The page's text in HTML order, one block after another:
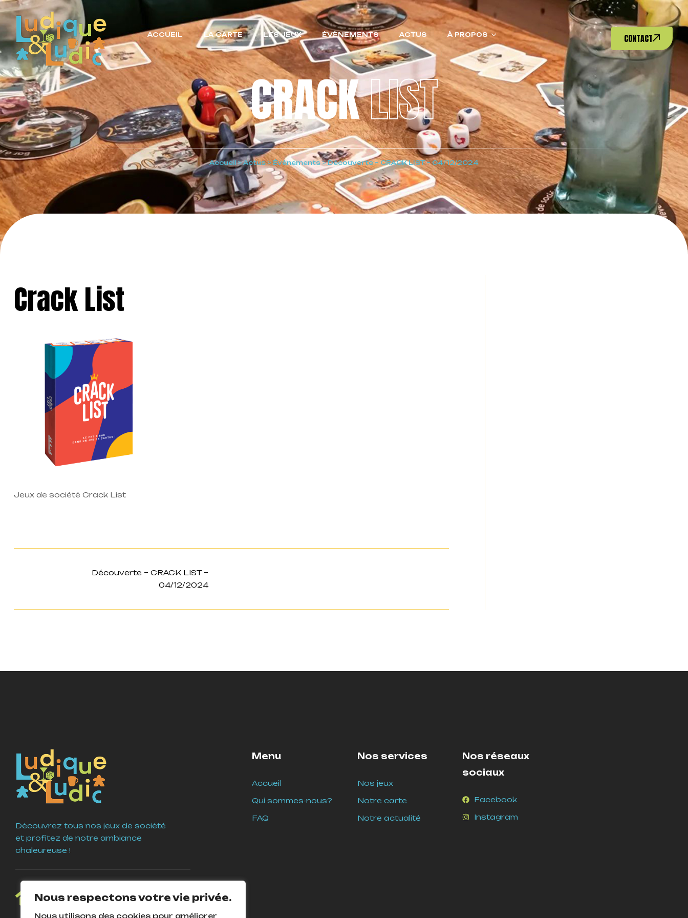
Nous respectons votre vie privée.
Nous utilisons des cookies pour améliorer
ACCUEIL LA CARTE LES JEUX ÉVÈNEMENTS ACTUS À PROPOS CONTACT
CRACKLIST
Accueil>Actus>Évènements>Découverte – CRACK LIST – 04/12/2024
Crack List
Jeux de société Crack List
Découverte – CRACK LIST –
04/12/2024
Découvrez tous nos jeux de société
et profitez de notre ambiance
chaleureuse !
58000 Nevers
Menu
Accueil
Qui sommes-nous?
FAQ
Nos services
Nos jeux
Notre carte
Notre actualité
Nos réseaux
sociaux
Facebook
Instagram